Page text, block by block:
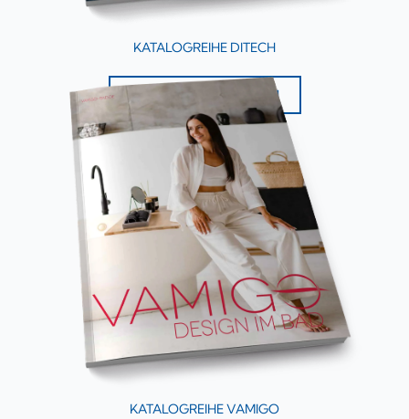
KATALOGREIHE DITECH
ZU DEN KATALOGEN
KATALOGREIHE VAMIGO